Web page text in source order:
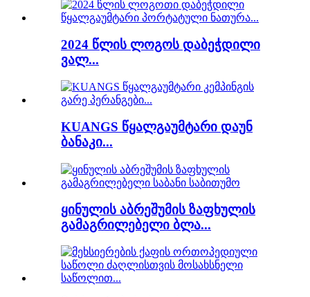
2024 წლის ლოგოს დაბეჭდილი
ვალ...
KUANGS წყალგაუმტარი დაუნ
ბანაკი...
ყინულის აბრეშუმის ზაფხულის
გამაგრილებელი ბლა...